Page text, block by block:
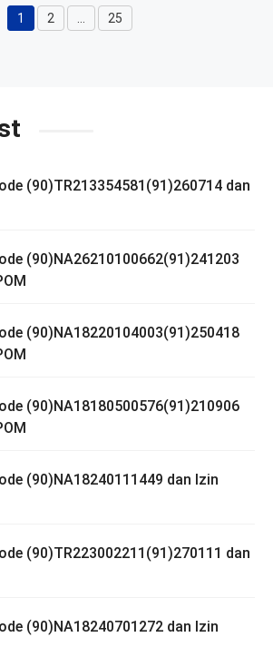
Halaman
1 Halaman
2 … Halaman
25
(90)TR213354581(91)260714 dan
(90)NA26210100662(91)241203
(90)NA18220104003(91)250418
(90)NA18180500576(91)210906
(90)NA18240111449 dan Izin
(90)TR223002211(91)270111 dan
(90)NA18240701272 dan Izin